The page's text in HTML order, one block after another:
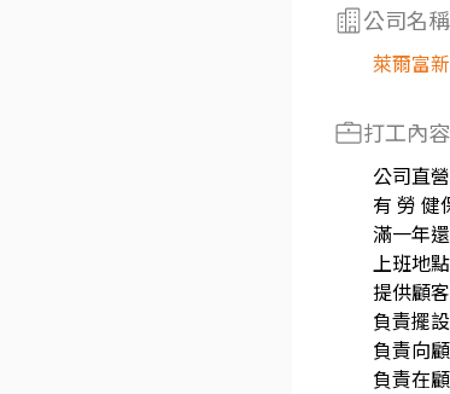
公司名稱
萊爾富
打工內容
公司直
有 勞 健
滿一年
上班地
提供顧
負責擺
負責向
負責在